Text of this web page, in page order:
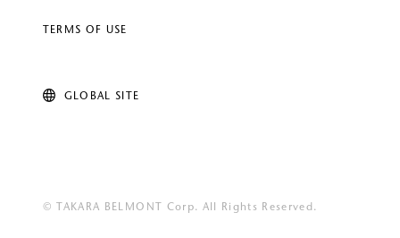
TERMS OF USE
GLOBAL SITE
© TAKARA BELMONT Corp. All Rights Reserved.